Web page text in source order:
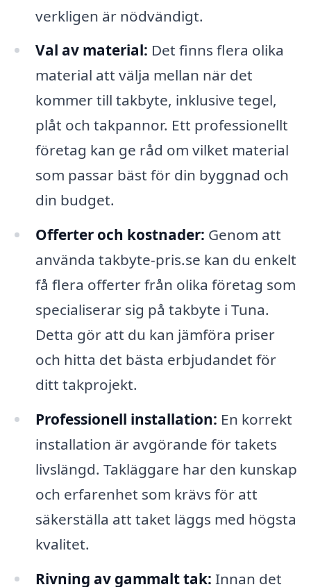
verkligen är nödvändigt.
Val av material: Det finns flera olika
material att välja mellan när det
kommer till takbyte, inklusive tegel,
plåt och takpannor. Ett professionellt
företag kan ge råd om vilket material
som passar bäst för din byggnad och
din budget.
Offerter och kostnader: Genom att
använda takbyte-pris.se kan du enkelt
få flera offerter från olika företag som
specialiserar sig på takbyte i Tuna.
Detta gör att du kan jämföra priser
och hitta det bästa erbjudandet för
ditt takprojekt.
Professionell installation: En korrekt
installation är avgörande för takets
livslängd. Takläggare har den kunskap
och erfarenhet som krävs för att
säkerställa att taket läggs med högsta
kvalitet.
Rivning av gammalt tak: Innan det